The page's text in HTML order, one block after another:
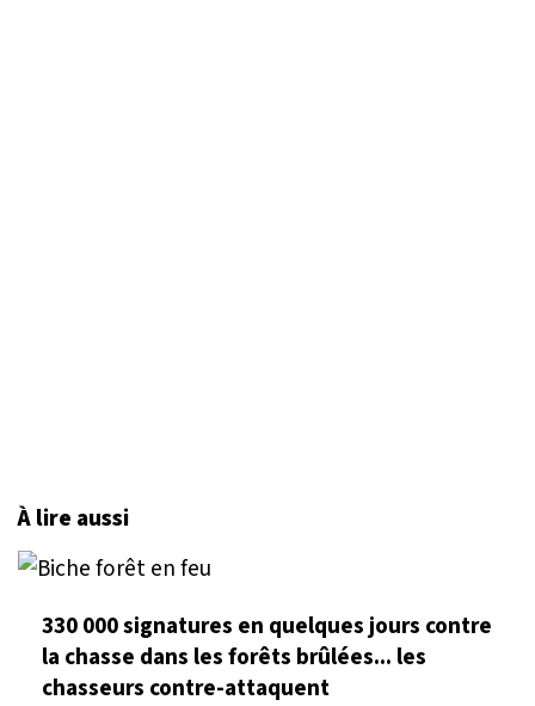
À lire aussi
330 000 signatures en quelques jours contre
la chasse dans les forêts brûlées... les
chasseurs contre-attaquent